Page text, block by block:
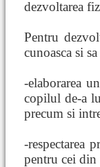
dezvoltarea
Pentru
cunoasca si
-elaborarea
copilul de-a
precum si
-respectarea
pentru cei din